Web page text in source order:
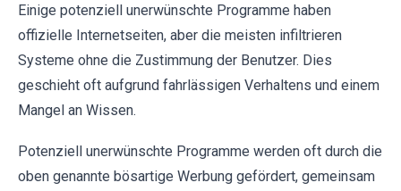
Einige potenziell unerwünschte Programme haben
offizielle Internetseiten, aber die meisten infiltrieren
Systeme ohne die Zustimmung der Benutzer. Dies
geschieht oft aufgrund fahrlässigen Verhaltens und einem
Mangel an Wissen.
Potenziell unerwünschte Programme werden oft durch die
oben genannte bösartige Werbung gefördert, gemeinsam